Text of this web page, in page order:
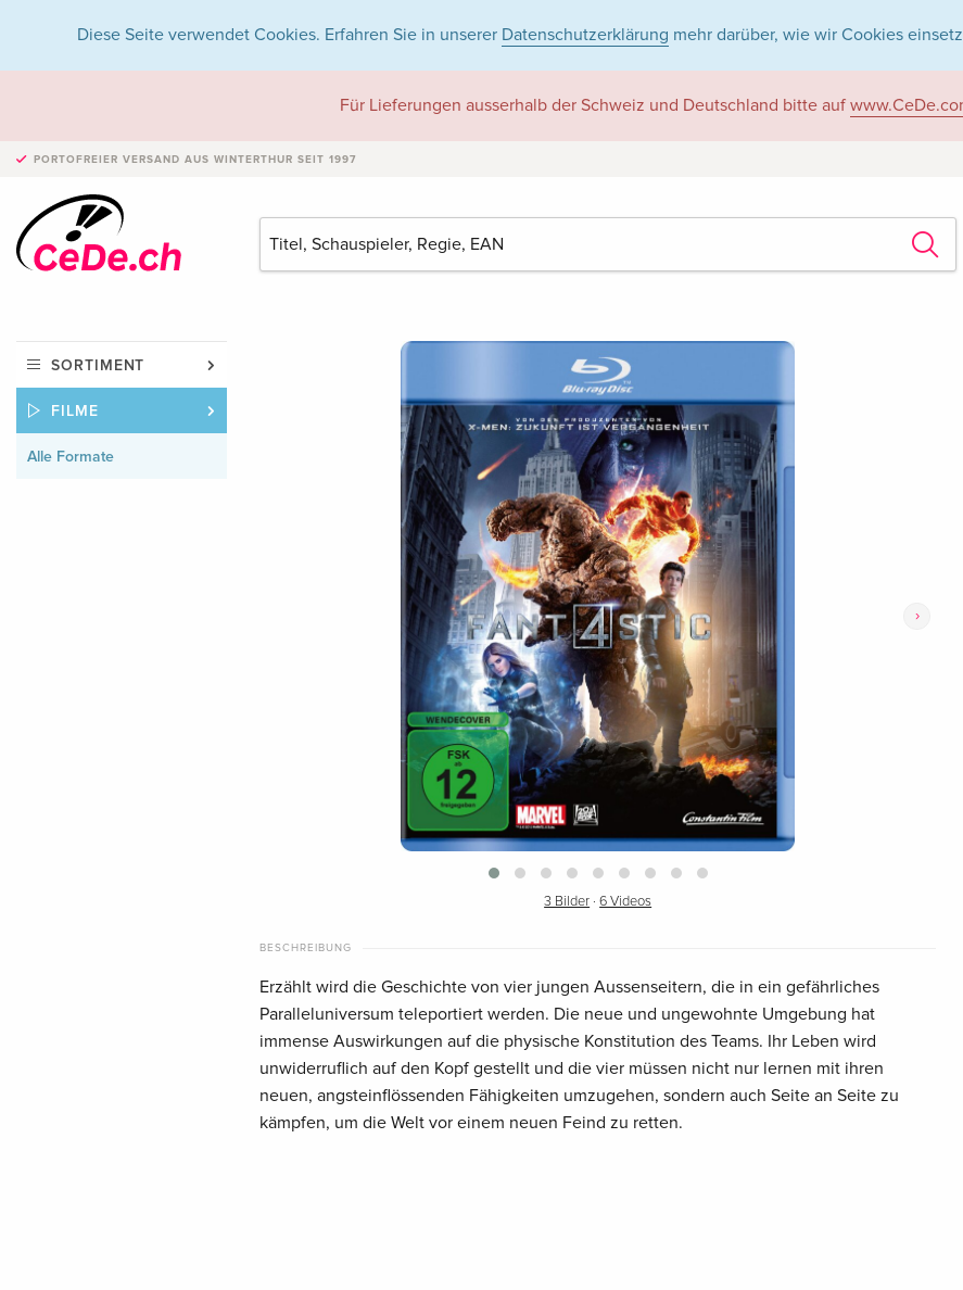
Diese Seite verwendet Cookies. Erfahren Sie in unserer Datenschutzerklärung mehr darüber, wie wir Cookies
Für Lieferungen ausserhalb der Schweiz und Deutschland bitte auf
PORTOFREIER VERSAND AUS WINTERTHUR SEIT 1997
SORTIMENT
FILME
Alle Formate
›
3 Bilder ·6 Videos
BESCHREIBUNG
Erzählt wird die Geschichte von vier jungen Aussenseitern, die in ein gefährliches
Paralleluniversum teleportiert werden. Die neue und ungewohnte Umgebung hat
immense Auswirkungen auf die physische Konstitution des Teams. Ihr Leben wird
unwiderruflich auf den Kopf gestellt und die vier müssen nicht nur lernen mit ihren
neuen, angsteinflössenden Fähigkeiten umzugehen, sondern auch Seite an Seite zu
kämpfen, um die Welt vor einem neuen Feind zu retten.